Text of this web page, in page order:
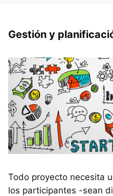
Gestión y
Todo proyecto necesita
los participantes -sean